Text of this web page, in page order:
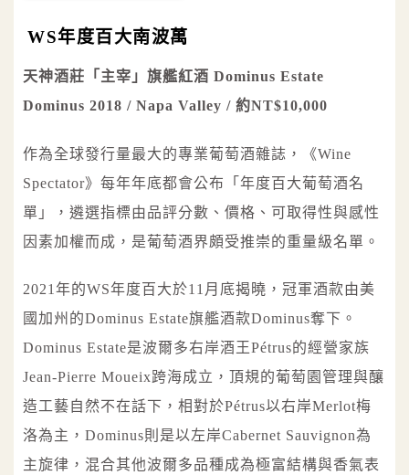
WS年度百大南波萬
天神酒莊「主宰」旗艦紅酒 Dominus Estate
Dominus 2018 / Napa Valley / 約NT$10,000
作為全球發行量最大的專業葡萄酒雜誌，《Wine
Spectator》每年年底都會公布「年度百大葡萄酒名
單」，遴選指標由品評分數、價格、可取得性與感性
因素加權而成，是葡萄酒界頗受推崇的重量級名單。
2021年的WS年度百大於11月底揭曉，冠軍酒款由美
國加州的Dominus Estate旗艦酒款Dominus奪下。
Dominus Estate是波爾多右岸酒王Pétrus的經營家族
Jean-Pierre Moueix跨海成立，頂規的葡萄園管理與釀
造工藝自然不在話下，相對於Pétrus以右岸Merlot梅
洛為主，Dominus則是以左岸Cabernet Sauvignon為
主旋律，混合其他波爾多品種成為極富結構與香氣表